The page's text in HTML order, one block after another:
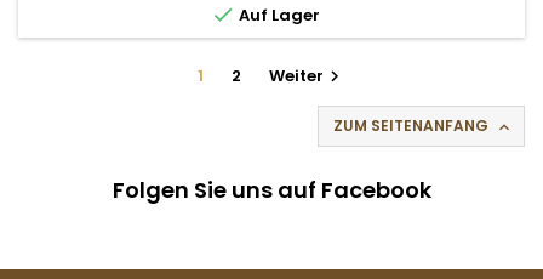
 Auf Lager
1 2 Weiter 
ZUM SEITENANFANG 
Folgen Sie uns auf Facebook